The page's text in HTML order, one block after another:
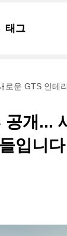
태그
로운 GTS 인테
개...
입니다